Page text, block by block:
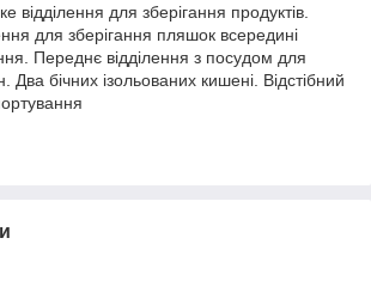
відділення для зберігання продуктів.
для зберігання пляшок всередині
Переднє відділення з посудом для
Два бічних ізольованих кишені. Відстібний